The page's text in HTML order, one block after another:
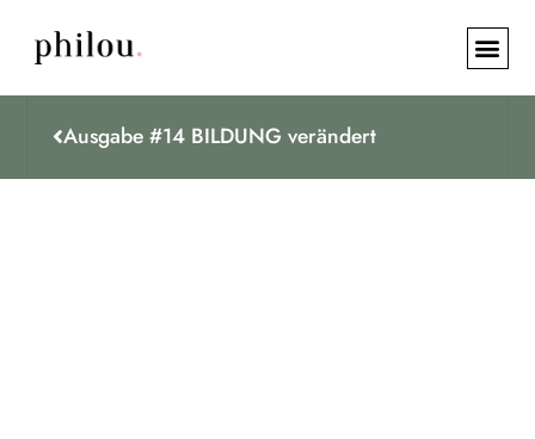
Ausgabe #14 BILDUNG verändert